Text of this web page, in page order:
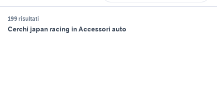
199 risultati
Cerchi japan racing in Accessori auto